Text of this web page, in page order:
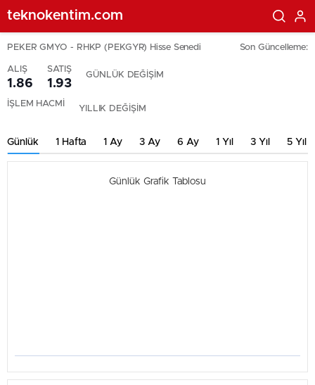
teknokentim.com
PEKER GMYO - RHKP (PEKGYR) Hisse Senedi Son Güncelleme:
ALIŞ
1.86
SATIŞ
1.93
GÜNLÜK DEĞİŞİM
İŞLEM HACMİ YILLIK DEĞİŞİM
Günlük 1 Hafta 1 Ay 3 Ay 6 Ay 1 Yıl 3 Yıl 5 Yıl
Günlük Grafik Tablosu